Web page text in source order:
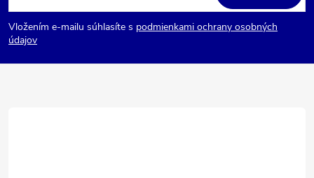
p
t
Vložením e-mailu súhlasíte s podmienkami ochrany osobných
údajov